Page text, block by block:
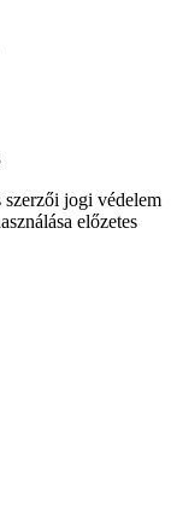
jogi védelem
előzetes